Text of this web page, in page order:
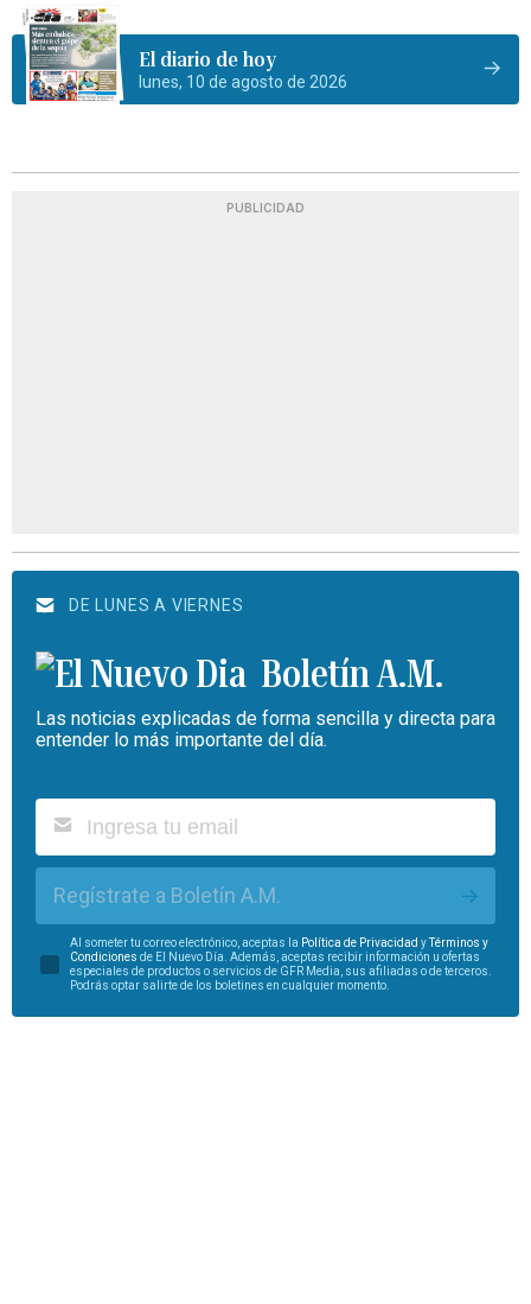
El diario de hoy
lunes, 10 de agosto de 2026
PUBLICIDAD
DE LUNES A VIERNES
Boletín A.M.
Las noticias explicadas de forma sencilla y directa para
entender lo más importante del día.
Regístrate a Boletín A.M.
Al someter tu correo electrónico, aceptas la Política de Privacidad yTérminos y
Condiciones de El Nuevo Día. Además, aceptas recibir información u ofertas
especiales de productos o servicios de GFR Media, sus afiliadas o de terceros.
Podrás optar salirte de los boletines en cualquier momento.